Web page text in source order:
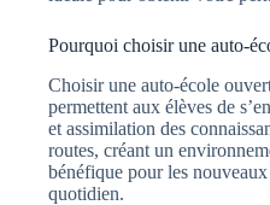
Pourquoi choisir une auto-
Choisir une auto-école
permettent aux élèves de
et assimilation des
routes, créant un
bénéfique pour les
quotidien.